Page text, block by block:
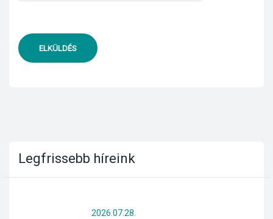
ELKÜLDÉS
Legfrissebb híreink
2026.07.28.